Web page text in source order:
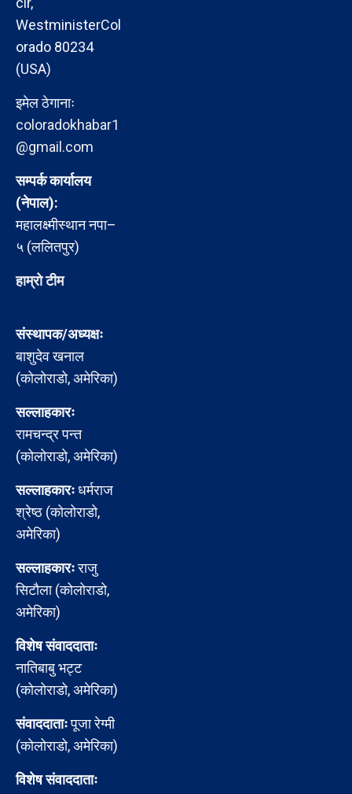
WestministerCol
orado 80234
(USA)
इमेल ठेगानाः
coloradokhabar1
@gmail.com
सम्पर्क कार्यालय
(नेपाल):
महालक्ष्मीस्थान नपा–
५ (ललितपुर)
हाम्रो टीम
संस्थापक/अध्यक्षः
बाशुदेव खनाल
(कोलोराडो, अमेरिका)
सल्लाहकारः
रामचन्द्र पन्त
(कोलोराडो, अमेरिका)
सल्लाहकारःधर्मराज
श्रेष्ठ (कोलोराडो,
अमेरिका)
सल्लाहकारःराजु
सिटौला (कोलोराडो,
अमेरिका)
विशेष संवाददाताः
नातिबाबु भट्ट
(कोलोराडो, अमेरिका)
संवाददाताःपूजा रेग्मी
(कोलोराडो, अमेरिका)
विशेष संवाददाताः